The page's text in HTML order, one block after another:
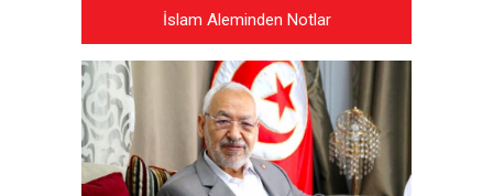
İslam Aleminden Notlar